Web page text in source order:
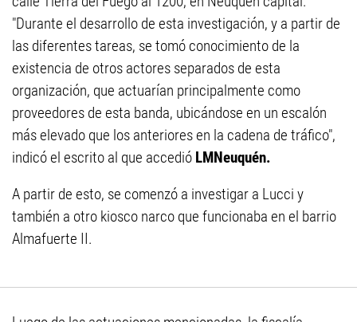
"Durante el desarrollo de esta investigación, y a partir de
las diferentes tareas, se tomó conocimiento de la
existencia de otros actores separados de esta
organización, que actuarían principalmente como
proveedores de esta banda, ubicándose en un escalón
más elevado que los anteriores en la cadena de tráfico",
indicó el escrito al que accedió LMNeuquén.
A partir de esto, se comenzó a investigar a Lucci y
también a otro kiosco narco que funcionaba en el barrio
Almafuerte II.